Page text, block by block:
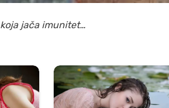
jača imunitet…